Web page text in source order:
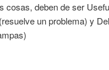
cosas, deben de ser
un problema) y